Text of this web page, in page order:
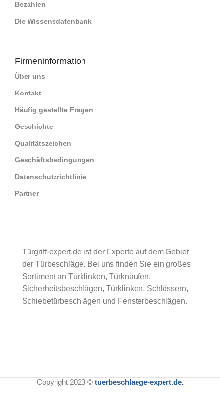
Bezahlen
Die Wissensdatenbank
Firmeninformation
Über uns
Kontakt
Häufig gestellte Fragen
Geschichte
Qualitätszeichen
Geschäftsbedingungen
Datenschutzrichtlinie
Partner
Türgriff-expert.de ist der Experte auf dem Gebiet
der Türbeschläge. Bei uns finden Sie ein großes
Sortiment an Türklinken, Türknäufen,
Sicherheitsbeschlägen, Türklinken, Schlössern,
Schiebetürbeschlägen und Fensterbeschlägen.
Copyright 2023 © tuerbeschlaege-expert.de.